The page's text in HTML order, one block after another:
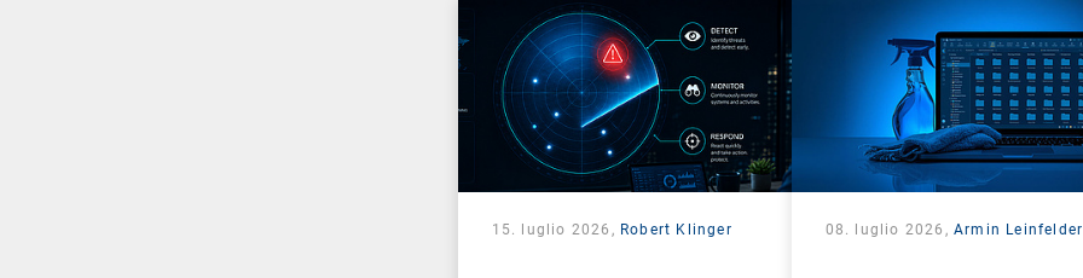
15. luglio 2026, Robert Klinger 08. luglio 2026,Armin Leinfelder